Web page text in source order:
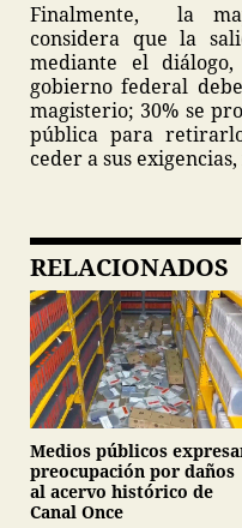
Finalmente, la
considera que la
mediante el
gobierno federal
magisterio; 30% se
pública para
ceder a sus
RELACIONADOS
Medios públicos
preocupación por daños
al acervo histórico de
Canal Once